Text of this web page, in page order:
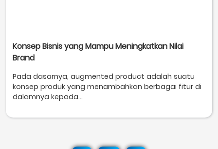
Konsep Bisnis yang Mampu Meningkatkan Nilai
Brand
Pada dasarnya, augmented product adalah suatu
konsep produk yang menambahkan berbagai fitur di
dalamnya kepada...